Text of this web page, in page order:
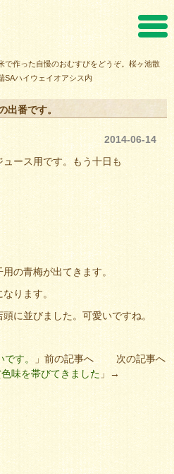
で作った自慢のおむすびをどうぞ。桜ヶ池散
SAハイウェイオアシス内
出番です。
2014-06-14
ース用です。もう十日も
の青梅が出てきます。
ります。
に並びました。可愛いですね。
す。
」前の記事へ 次の記事へ
味を帯びてきました 」→